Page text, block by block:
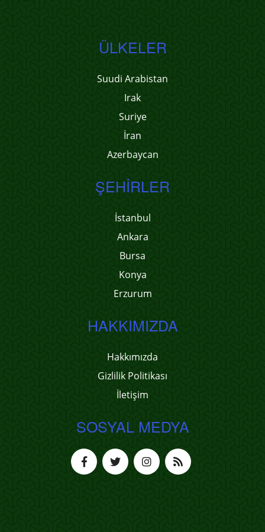
ÜLKELER
Suudi Arabistan
Irak
Suriye
İran
Azerbaycan
ŞEHIRLER
İstanbul
Ankara
Bursa
Konya
Erzurum
HAKKIMIZDA
Hakkımızda
Gizlilik Politikası
İletişim
SOSYAL MEDYA